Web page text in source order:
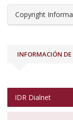
Copyright
INFORMACIÓN
IDR Dialnet